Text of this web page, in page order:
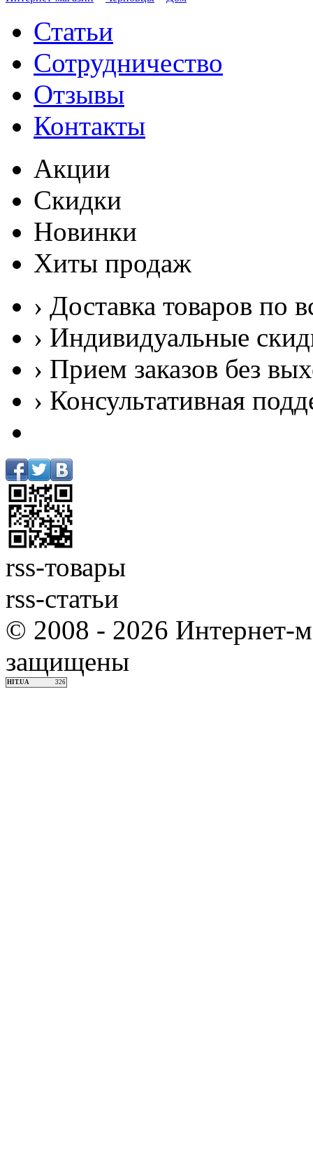
Статьи
Сотрудничество
Отзывы
Контакты
Акции
Скидки
Новинки
Хиты продаж
› Доставка товаров по
› Индивидуальные
› Прием заказов без
› Консультативная
rss-товары
rss-статьи
© 2008 - 2026 Интернет-
защищены
HIT.UA 326